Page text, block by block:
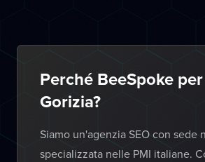
Perché BeeSpoke
Gorizia?
Siamo un'agenzia SEO con sede
specializzata nelle PMI italiane.